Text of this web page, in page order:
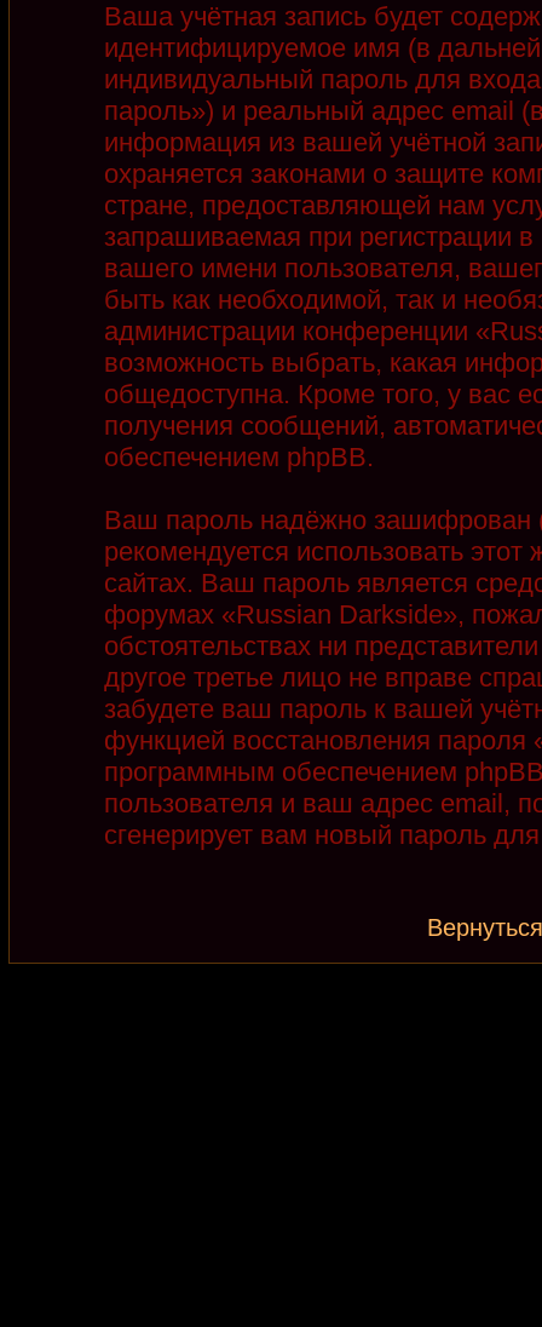
Ваша учётная запись будет
идентифицируемое имя (в
индивидуальный пароль для
пароль») и реальный адрес email
информация из вашей учётной
охраняется законами о защите
стране, предоставляющей нам
запрашиваемая при регистрации
вашего имени пользователя,
быть как необходимой, так и
администрации конференции
возможность выбрать, какая
общедоступна. Кроме того, у вас
получения сообщений,
обеспечением phpBB.
Ваш пароль надёжно зашифрован
рекомендуется использовать
сайтах. Ваш пароль является
форумах «Russian Darkside»,
обстоятельствах ни
другое третье лицо не вправе
забудете ваш пароль к вашей
функцией восстановления
программным обеспечением
пользователя и ваш адрес email,
сгенерирует вам новый пароль